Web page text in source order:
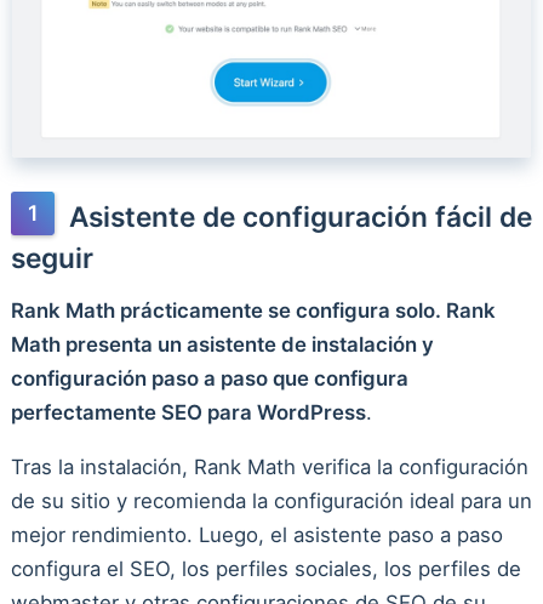
Asistente de configuración fácil de
seguir
Rank Math prácticamente se configura solo. Rank
Math presenta un asistente de instalación y
configuración paso a paso que configura
perfectamente SEO para WordPress.
Tras la instalación, Rank Math verifica la configuración
de su sitio y recomienda la configuración ideal para un
mejor rendimiento. Luego, el asistente paso a paso
configura el SEO, los perfiles sociales, los perfiles de